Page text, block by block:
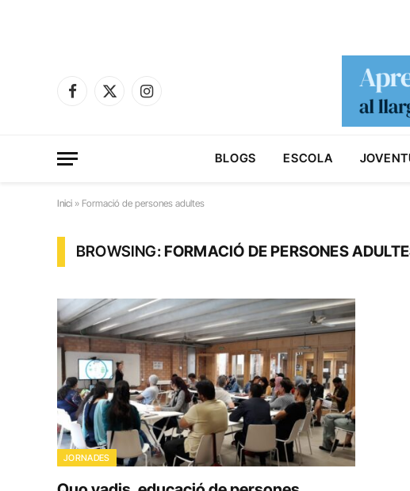
Facebook
X
Instagram
BLOGS ESCOLA
Inici » Formació de persones adultes
BROWSING:FORMACIÓ DE PERSONES
JORNADES